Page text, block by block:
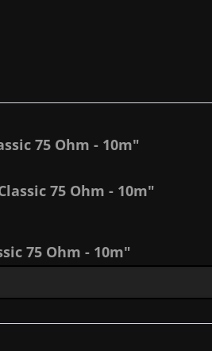
75 Ohm - 10m"
75 Ohm - 10m"
75 Ohm - 10m"